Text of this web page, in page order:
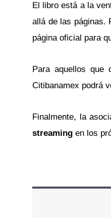
El libro está a la
allá de las páginas.
página oficial para
Para aquellos que
Citibanamex podrá
Finalmente, la
streaming en los